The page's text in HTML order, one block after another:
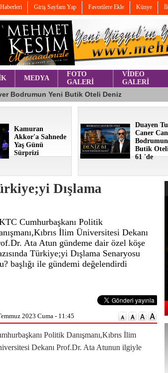
Giriş Sayfam Yap Favorilere Ekle Künye
MEDYA
FOTO
GALERİ
VİDEO
GALERİ
Kamuran
Akkor'a Sahnede
Yaş Günü
Sürprizi
Duayen
Caner
Butik
61 'de
Dışlama
Cumhurbaşkanı Politik
İlim Üniversitesi Dekanı
Ata Atun gündeme dair özel köşe
​Türkiye;yi Dışlama Senaryosu
başlığı ile gündemi değelendirdi
2023 Cuma - 11:45
Politik Danışmanı,Kıbrıs İlim
Dekanı Prof.Dr. Ata Atunun ilgiyle